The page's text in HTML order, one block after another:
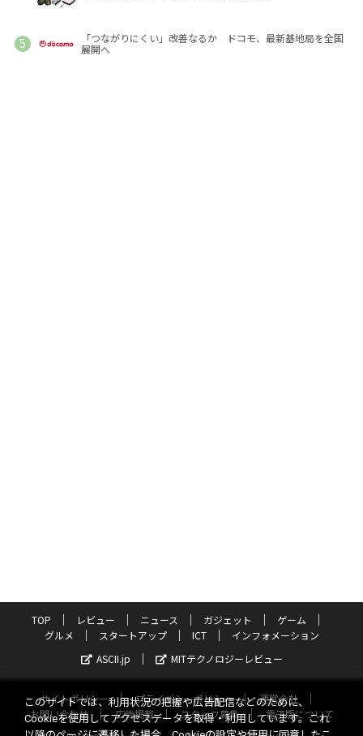
「つながりにくい」改善なるか ドコモ、最新基地局を全国
展開へ
TOP レビュー ニュース ガジェット
ゲーム
グルメ
スタートアップ ICT
インフォメーション
ASCII.jp
MITテクノロジーレビュー
サイトポリシー プライバシーポリシー
運営会社
お問い合わせ
広告掲載 スタッフ募集
電子版について
このサイトでは、利用状況の把握や広告配信などのために、
Cookieを使用してアクセスデータを取得・利用しています。これ